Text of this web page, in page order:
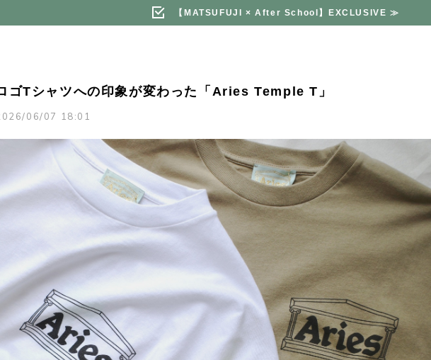
【MATSUFUJI × After School】EXCLUSIVE ≫
ゴTシャツへの印象が変わった「Aries Temple T」
06/07 18:01